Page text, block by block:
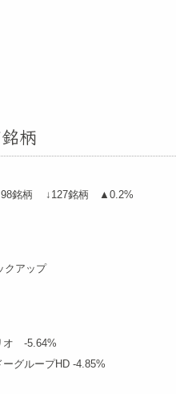
柄
銘柄 ↓127銘柄 ▲0.2%
クアップ
オ -5.64%
ーグループHD -4.85%